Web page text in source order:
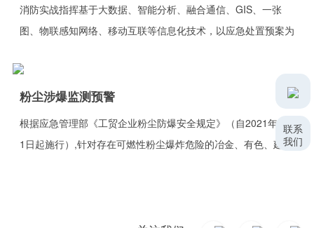
消防实战指挥基于大数据、智能分析、融合通信、GIS、一张
图、物联感知网络、移动互联等信息化技术，以应急处置预案为
粉尘涉爆监测预警
根据应急管理部《工贸企业粉尘防爆安全规定》（自2021年9月
1日起施行）,针对存在可燃性粉尘爆炸危险的冶金、有色、建
联系
我们